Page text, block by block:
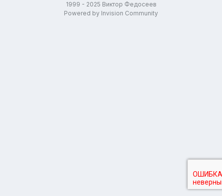
1999 - 2025 Виктор Федосеев
Powered by Invision Community